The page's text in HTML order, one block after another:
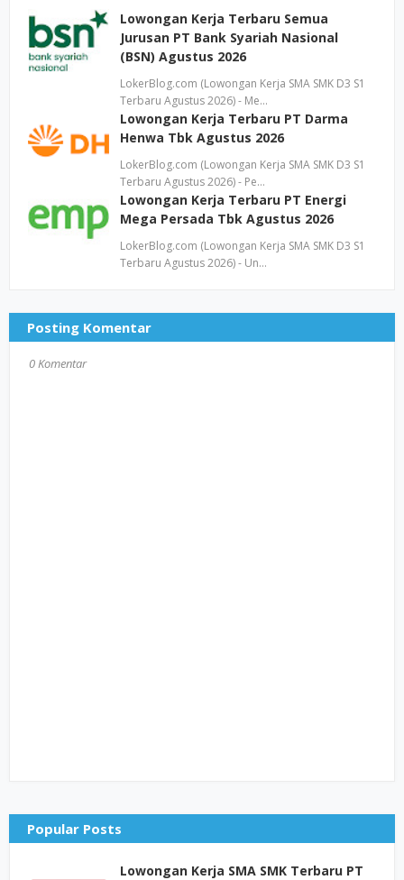
Lowongan Kerja Terbaru Semua
Jurusan PT Bank Syariah Nasional
(BSN) Agustus 2026
LokerBlog.com (Lowongan Kerja SMA SMK D3 S1
Terbaru Agustus 2026) - Me…
Lowongan Kerja Terbaru PT Darma
Henwa Tbk Agustus 2026
LokerBlog.com (Lowongan Kerja SMA SMK D3 S1
Terbaru Agustus 2026) - Pe…
Lowongan Kerja Terbaru PT Energi
Mega Persada Tbk Agustus 2026
LokerBlog.com (Lowongan Kerja SMA SMK D3 S1
Terbaru Agustus 2026) - Un…
Posting Komentar
0 Komentar
Popular Posts
Lowongan Kerja SMA SMK Terbaru PT